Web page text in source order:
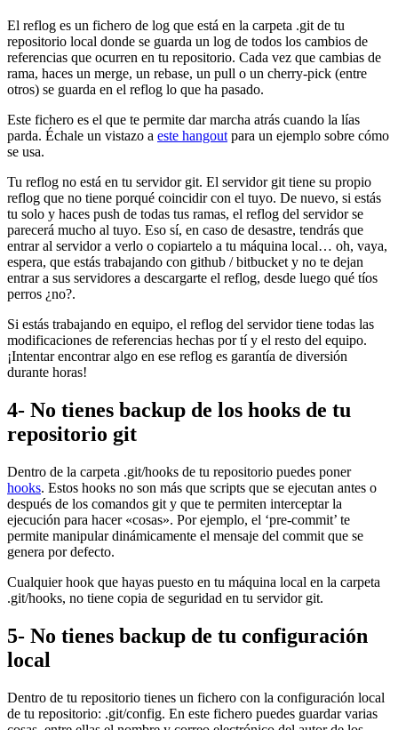
El reflog es un fichero de log que está en la carpeta .git de tu
repositorio local donde se guarda un log de todos los cambios de
referencias que ocurren en tu repositorio. Cada vez que cambias de
rama, haces un merge, un rebase, un pull o un cherry-pick (entre
otros) se guarda en el reflog lo que ha pasado.
Este fichero es el que te permite dar marcha atrás cuando la lías
parda. Échale un vistazo a este hangout para un ejemplo sobre cómo
se usa.
Tu reflog no está en tu servidor git. El servidor git tiene su propio
reflog que no tiene porqué coincidir con el tuyo. De nuevo, si estás
tu solo y haces push de todas tus ramas, el reflog del servidor se
parecerá mucho al tuyo. Eso sí, en caso de desastre, tendrás que
entrar al servidor a verlo o copiartelo a tu máquina local… oh, vaya,
espera, que estás trabajando con github / bitbucket y no te dejan
entrar a sus servidores a descargarte el reflog, desde luego qué tíos
perros ¿no?.
Si estás trabajando en equipo, el reflog del servidor tiene todas las
modificaciones de referencias hechas por tí y el resto del equipo.
¡Intentar encontrar algo en ese reflog es garantía de diversión
durante horas!
4- No tienes backup de los hooks de tu
repositorio git
Dentro de la carpeta .git/hooks de tu repositorio puedes poner
hooks. Estos hooks no son más que scripts que se ejecutan antes o
después de los comandos git y que te permiten interceptar la
ejecución para hacer «cosas». Por ejemplo, el ‘pre-commit’ te
permite manipular dinámicamente el mensaje del commit que se
genera por defecto.
Cualquier hook que hayas puesto en tu máquina local en la carpeta
.git/hooks, no tiene copia de seguridad en tu servidor git.
5- No tienes backup de tu configuración
local
Dentro de tu repositorio tienes un fichero con la configuración local
de tu repositorio: .git/config. En este fichero puedes guardar varias